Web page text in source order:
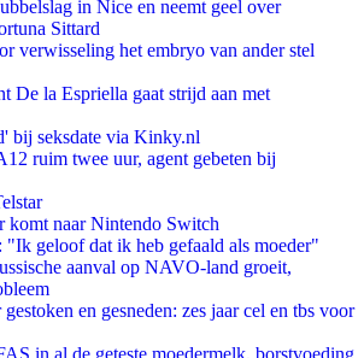
in Nice en neemt geel over
Sittard
verwisseling het embryo van ander stel
De la Espriella gaat strijd aan met
bij seksdate via Kinky.nl
ruim twee uur, agent gebeten bij
komt naar Nintendo Switch
"Ik geloof dat ik heb gefaald als moeder"
aanval op NAVO-land groeit,
en gesneden: zes jaar cel en tbs voor
in al de geteste moedermelk, borstvoeding